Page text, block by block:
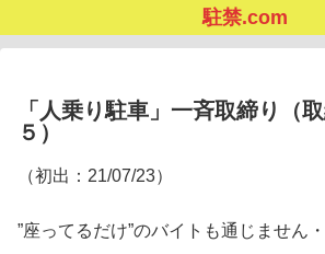
駐禁.com
「人乗り駐車」一斉取締り（
５）
（初出：21/07/23）
”座ってるだけ”のバイトも通じません・